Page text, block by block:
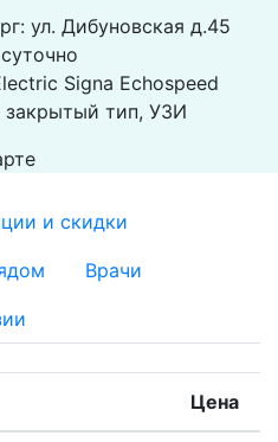
ул. Дибуновская д.45
Signa Echospeed
закрытый тип, УЗИ
и скидки
Врачи
Цена